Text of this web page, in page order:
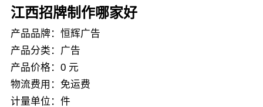
江西招牌制作哪家好
产品品牌：恒辉广告
产品分类：广告
产品价格：0 元
物流费用：免运费
计量单位：件